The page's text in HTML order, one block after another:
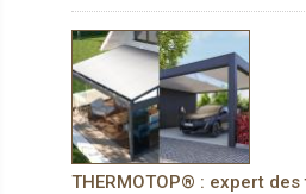
THERMOTOP® : expert